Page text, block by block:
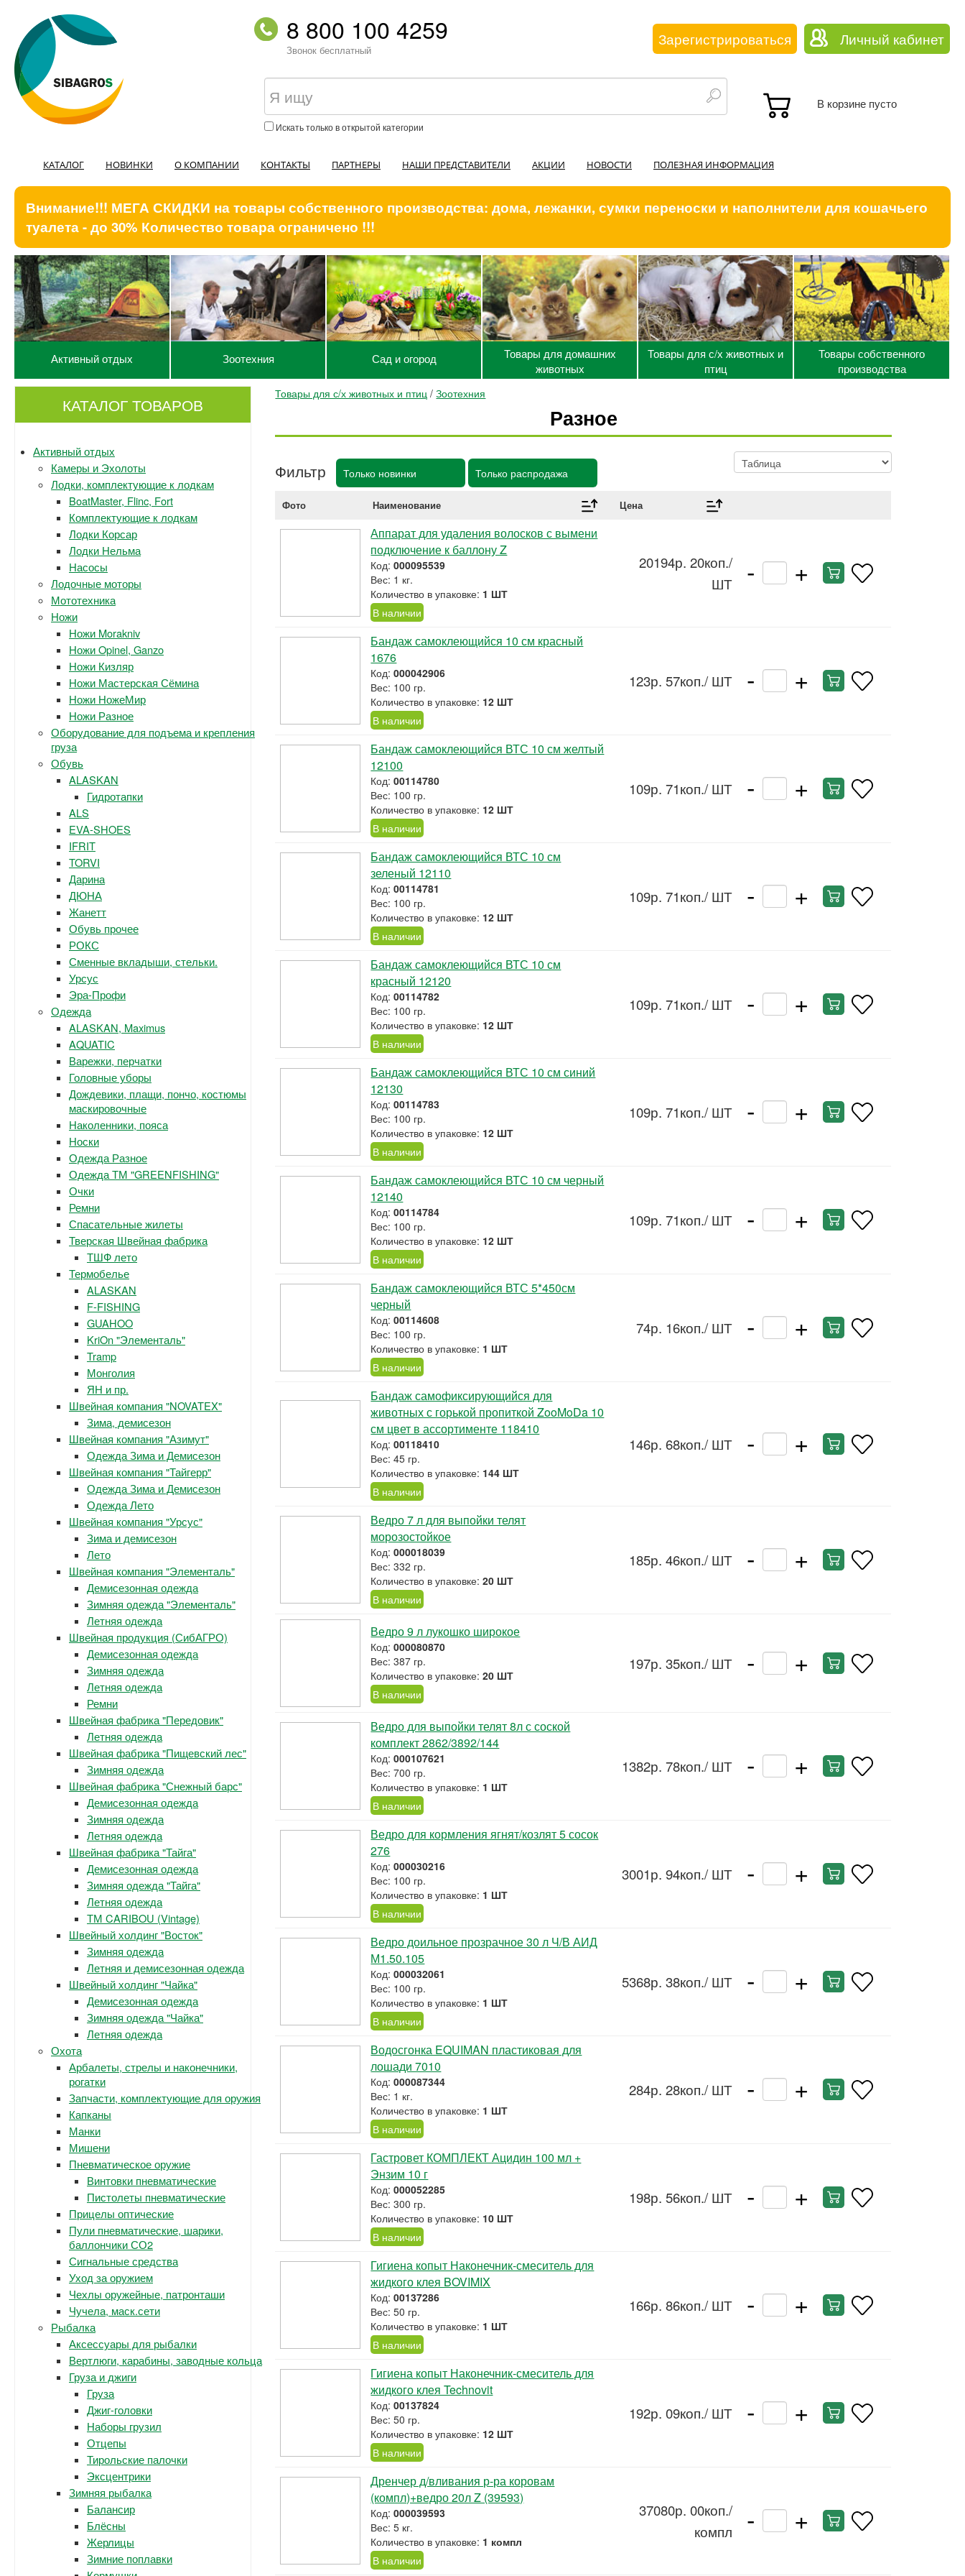
8 800 100 4259
Звонок бесплатный
Зарегистрироваться Личный кабинет
Искать только в открытой категории
В корзине пусто
КАТАЛОГ НОВИНКИ О КОМПАНИИ КОНТАКТЫ ПАРТНЕРЫ НАШИ ПРЕДСТАВИТЕЛИ АКЦИИ НОВОСТИ ПОЛЕЗНАЯ ИНФОРМАЦИЯ
Внимание!!! МЕГА СКИДКИ на товары собственного производства: дома, лежанки, сумки переноски и наполнители для кошачьего
туалета - до 30% Количество товара ограничено !!!
Активный отдых Зоотехния Сад и огород
Товары для домашних
животных
Товары для с/х животных и
птиц
Товары собственного
производства
КАТАЛОГ ТОВАРОВ
Активный отдых
Камеры и Эхолоты
Лодки, комплектующие к лодкам
BoatMaster, Flinc, Fort
Комплектующие к лодкам
Лодки Корсар
Лодки Нельма
Насосы
Лодочные моторы
Мототехника
Ножи
Ножи Morakniv
Ножи Opinel, Ganzo
Ножи Кизляр
Ножи Мастерская Сёмина
Ножи НожеМир
Ножи Разное
Оборудование для подъема и крепления
груза
Обувь
ALASKAN
Гидротапки
ALS
EVA-SHOES
IFRIT
TORVI
Дарина
ДЮНА
Жанетт
Обувь прочее
РОКС
Сменные вкладыши, стельки.
Урсус
Эра-Профи
Одежда
ALASKAN, Maximus
AQUATIC
Варежки, перчатки
Головные уборы
Дождевики, плащи, пончо, костюмы
маскировочные
Наколенники, пояса
Носки
Одежда Разное
Одежда ТМ "GREENFISHING"
Очки
Ремни
Спасательные жилеты
Тверская Швейная фабрика
ТШФ лето
Термобелье
ALASKAN
F-FISHING
GUAHOO
KriOn "Элементаль"
Tramp
Монголия
ЯН и пр.
Швейная компания "NOVATEX"
Зима, демисезон
Швейная компания "Азимут"
Одежда Зима и Демисезон
Швейная компания "Тайгерр"
Одежда Зима и Демисезон
Одежда Лето
Швейная компания "Урсус"
Зима и демисезон
Лето
Швейная компания "Элементаль"
Демисезонная одежда
Зимняя одежда "Элементаль"
Летняя одежда
Швейная продукция (СибАГРО)
Демисезонная одежда
Зимняя одежда
Летняя одежда
Ремни
Швейная фабрика "Передовик"
Летняя одежда
Швейная фабрика "Пищевский лес"
Зимняя одежда
Швейная фабрика "Снежный барс"
Демисезонная одежда
Зимняя одежда
Летняя одежда
Швейная фабрика "Тайга"
Демисезонная одежда
Зимняя одежда "Тайга"
Летняя одежда
ТМ CARIBOU (Vintage)
Швейный холдинг "Восток"
Зимняя одежда
Летняя и демисезонная одежда
Швейный холдинг "Чайка"
Демисезонная одежда
Зимняя одежда "Чайка"
Летняя одежда
Охота
Арбалеты, стрелы и наконечники,
рогатки
Запчасти, комплектующие для оружия
Капканы
Манки
Мишени
Пневматическое оружие
Винтовки пневматические
Пистолеты пневматические
Прицелы оптические
Пули пневматические, шарики,
баллончики СО2
Сигнальные средства
Уход за оружием
Чехлы оружейные, патронташи
Чучела, маск.сети
Рыбалка
Аксессуары для рыбалки
Вертлюги, карабины, заводные кольца
Груза и джиги
Груза
Джиг-головки
Наборы грузил
Отцепы
Тирольские палочки
Эксцентрики
Зимняя рыбалка
Балансир
Блёсны
Жерлицы
Зимние поплавки
Товары для с/х животных и птиц /Зоотехния
Разное
Фильтр Только новинки Только распродажа
Фото Наименование Цена
Аппарат для удаления волосков с вымени
подключение к баллону Z
Код:000095539
Вес: 1 кг.
Количество в упаковке: 1 ШТ
В наличии
20194р. 20коп./
ШТ
- +
Бандаж самоклеющийся 10 см красный
1676
Код:000042906
Вес: 100 гр.
Количество в упаковке: 12 ШТ
В наличии
123р. 57коп./ ШТ - +
Бандаж самоклеющийся ВТС 10 см желтый
12100
Код:00114780
Вес: 100 гр.
Количество в упаковке: 12 ШТ
В наличии
109р. 71коп./ ШТ - +
Бандаж самоклеющийся ВТС 10 см
зеленый 12110
Код:00114781
Вес: 100 гр.
Количество в упаковке: 12 ШТ
В наличии
109р. 71коп./ ШТ - +
Бандаж самоклеющийся ВТС 10 см
красный 12120
Код:00114782
Вес: 100 гр.
Количество в упаковке: 12 ШТ
В наличии
109р. 71коп./ ШТ - +
Бандаж самоклеющийся ВТС 10 см синий
12130
Код:00114783
Вес: 100 гр.
Количество в упаковке: 12 ШТ
В наличии
109р. 71коп./ ШТ - +
Бандаж самоклеющийся ВТС 10 см черный
12140
Код:00114784
Вес: 100 гр.
Количество в упаковке: 12 ШТ
В наличии
109р. 71коп./ ШТ - +
Бандаж самоклеющийся ВТС 5*450см
черный
Код:00114608
Вес: 100 гр.
Количество в упаковке: 1 ШТ
В наличии
74р. 16коп./ ШТ - +
Бандаж самофиксирующийся для
животных с горькой пропиткой ZooMoDa 10
см цвет в ассортименте 118410
Код:00118410
Вес: 45 гр.
Количество в упаковке: 144 ШТ
В наличии
146р. 68коп./ ШТ - +
Ведро 7 л для выпойки телят
морозостойкое
Код:000018039
Вес: 332 гр.
Количество в упаковке:20 ШТ
В наличии
185р. 46коп./ ШТ - +
Ведро 9 л лукошко широкое
Код:000080870
Вес: 387 гр.
Количество в упаковке:20 ШТ
В наличии
197р. 35коп./ ШТ - +
Ведро для выпойки телят 8л с соской
комплект 2862/3892/144
Код:000107621
Вес: 700 гр.
Количество в упаковке: 1 ШТ
В наличии
1382р. 78коп./ ШТ - +
Ведро для кормления ягнят/козлят 5 сосок
276
Код:000030216
Вес: 100 гр.
Количество в упаковке: 1 ШТ
В наличии
3001р. 94коп./ ШТ - +
Ведро доильное прозрачное 30 л Ч/В АИД
М1.50.105
Код:000032061
Вес: 100 гр.
Количество в упаковке: 1 ШТ
В наличии
5368р. 38коп./ ШТ - +
Водосгонка EQUIMAN пластиковая для
лошади 7010
Код:000087344
Вес: 1 кг.
Количество в упаковке: 1 ШТ
В наличии
284р. 28коп./ ШТ - +
Гастровет КОМПЛЕКТ Ацидин 100 мл +
Энзим 10 г
Код:000052285
Вес: 300 гр.
Количество в упаковке: 10 ШТ
В наличии
198р. 56коп./ ШТ - +
Гигиена копыт Наконечник-смеситель для
жидкого клея BOVIMIX
Код:00137286
Вес: 50 гр.
Количество в упаковке: 1 ШТ
В наличии
166р. 86коп./ ШТ - +
Гигиена копыт Наконечник-смеситель для
жидкого клея Technovit
Код:00137824
Вес: 50 гр.
Количество в упаковке: 12 ШТ
В наличии
192р. 09коп./ ШТ - +
Дренчер д/вливания р-ра коровам
(компл)+ведро 20л Z (39593)
Код:000039593
Вес: 5 кг.
Количество в упаковке: 1 компл
В наличии
37080р. 00коп./
компл
- +